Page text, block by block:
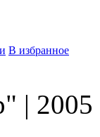
В избранное
| 2005